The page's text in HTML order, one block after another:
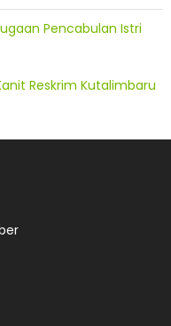
Pencabulan Istri
Reskrim Kutalimbaru